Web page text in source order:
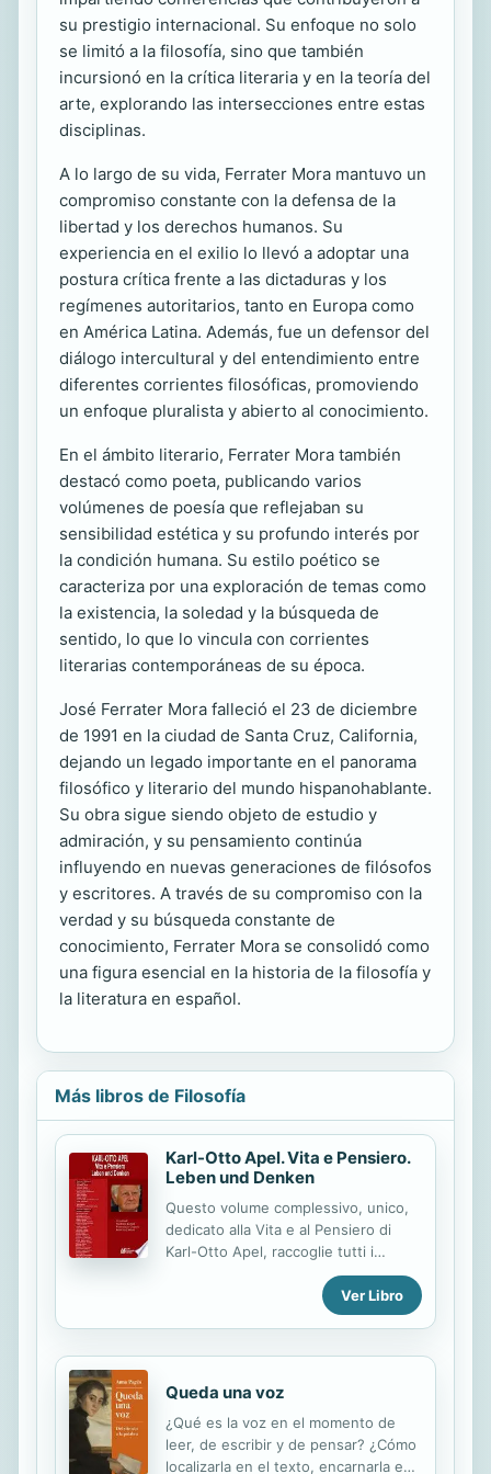
su prestigio internacional. Su enfoque no solo
se limitó a la filosofía, sino que también
incursionó en la crítica literaria y en la teoría del
arte, explorando las intersecciones entre estas
disciplinas.
A lo largo de su vida, Ferrater Mora mantuvo un
compromiso constante con la defensa de la
libertad y los derechos humanos. Su
experiencia en el exilio lo llevó a adoptar una
postura crítica frente a las dictaduras y los
regímenes autoritarios, tanto en Europa como
en América Latina. Además, fue un defensor del
diálogo intercultural y del entendimiento entre
diferentes corrientes filosóficas, promoviendo
un enfoque pluralista y abierto al conocimiento.
En el ámbito literario, Ferrater Mora también
destacó como poeta, publicando varios
volúmenes de poesía que reflejaban su
sensibilidad estética y su profundo interés por
la condición humana. Su estilo poético se
caracteriza por una exploración de temas como
la existencia, la soledad y la búsqueda de
sentido, lo que lo vincula con corrientes
literarias contemporáneas de su época.
José Ferrater Mora falleció el 23 de diciembre
de 1991 en la ciudad de Santa Cruz, California,
dejando un legado importante en el panorama
filosófico y literario del mundo hispanohablante.
Su obra sigue siendo objeto de estudio y
admiración, y su pensamiento continúa
influyendo en nuevas generaciones de filósofos
y escritores. A través de su compromiso con la
verdad y su búsqueda constante de
conocimiento, Ferrater Mora se consolidó como
una figura esencial en la historia de la filosofía y
la literatura en español.
Más libros de Filosofía
Karl-Otto Apel. Vita e Pensiero.
Leben und Denken
Questo volume complessivo, unico,
dedicato alla Vita e al Pensiero di
Karl-Otto Apel, raccoglie tutti i
contributi usciti nei due numeri
speciali di “Topologik” (numero
24/2019 e numero 26/2020) dedicati
importanti del pensiero filosofico
contemporaneo). L’edizione, in
volume unico, ha dato la possibilità di
arricchire il testo con altre due
collaborazioni (quella di Peter
Ver Libro
Queda una voz
¿Qué es la voz en el momento de
leer, de escribir y de pensar? ¿Cómo
localizarla en el texto, encarnarla en